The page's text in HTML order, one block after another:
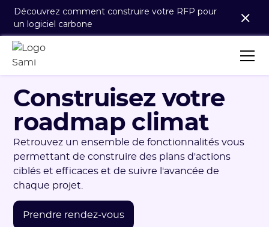
Découvrez comment construire votre RFP pour
un logiciel carbone
Construisez votre
roadmap climat
Retrouvez un ensemble de fonctionnalités vous
permettant de construire des plans d'actions
ciblés et efficaces et de suivre l'avancée de
chaque projet.
Prendre rendez-vous